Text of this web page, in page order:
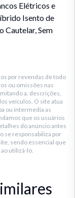
Elétricos e
Isento de
Cautelar, Sem
por revendas de todo
ou omissões nas
a, descrições,
veículos. O site atua
ou intermedia as
que os usuários
do anúncio antes
se responsabiliza por
sendo essencial que
utilizá-lo.